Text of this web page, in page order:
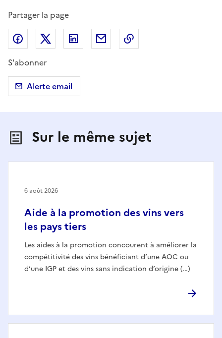
Partager la page
Partager sur Facebook
Partager sur X (anciennement Twitter)
Partager sur LinkedIn
Partager par email
S'abonner
Alerte email
Sur le même sujet
Aide à la promotion des vins vers
les pays tiers
Les aides à la promotion concourent à améliorer la
compétitivité des vins bénéficiant d’une AOC ou
d’une IGP et des vins sans indication d’origine (…)
6 août 2026